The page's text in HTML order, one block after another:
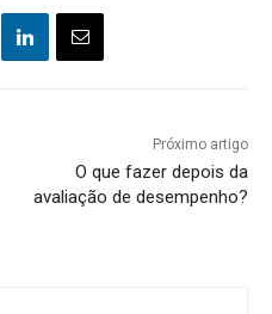
Próximo artigo
O que fazer depois da
avaliação de desempenho?